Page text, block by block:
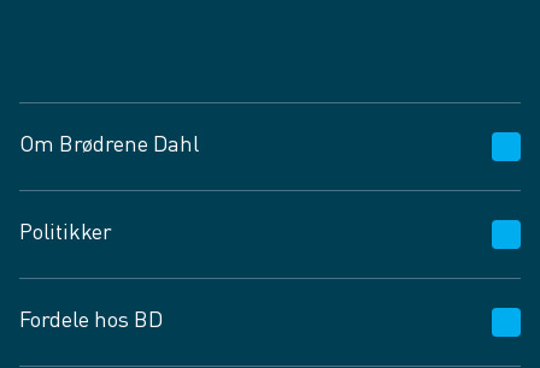
Om Brødrene Dahl
Vagttelefon 30 10 89 89
Spørgsmål og svar
Job og karriere
Politikker
Privatlivspolitik
Fordele hos BD